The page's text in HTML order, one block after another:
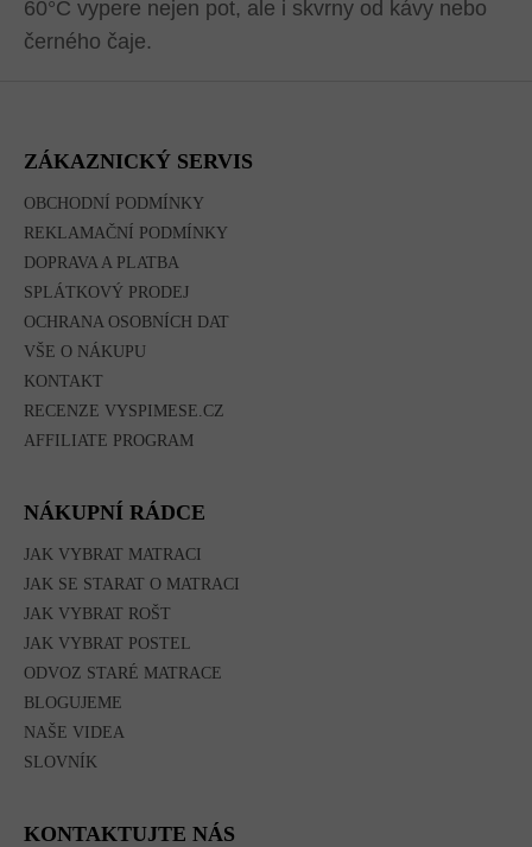
60°C vypere nejen pot, ale i skvrny od kávy nebo
černého čaje.
ZÁKAZNICKÝ SERVIS
OBCHODNÍ PODMÍNKY
REKLAMAČNÍ PODMÍNKY
DOPRAVA A PLATBA
SPLÁTKOVÝ PRODEJ
OCHRANA OSOBNÍCH DAT
VŠE O NÁKUPU
KONTAKT
RECENZE VYSPIMESE.CZ
AFFILIATE PROGRAM
NÁKUPNÍ RÁDCE
JAK VYBRAT MATRACI
JAK SE STARAT O MATRACI
JAK VYBRAT ROŠT
JAK VYBRAT POSTEL
ODVOZ STARÉ MATRACE
BLOGUJEME
NAŠE VIDEA
SLOVNÍK
KONTAKTUJTE NÁS